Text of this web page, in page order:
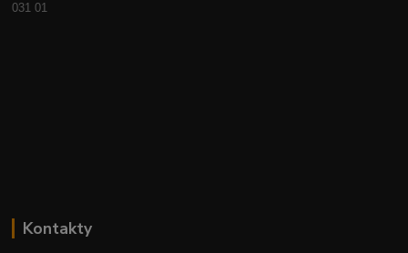
031 01
Kontakty